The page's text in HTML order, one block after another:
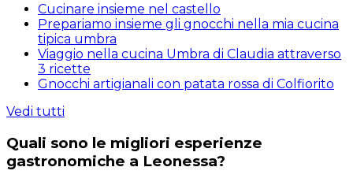
Cucinare insieme nel castello
Prepariamo insieme gli gnocchi nella mia cucina
tipica umbra
Viaggio nella cucina Umbra di Claudia attraverso
3 ricette
Gnocchi artigianali con patata rossa di Colfiorito
Vedi tutti
Quali sono le migliori esperienze
gastronomiche a Leonessa?